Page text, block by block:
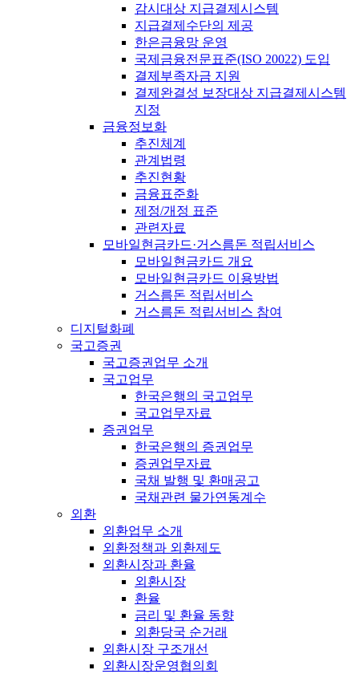
감시대상 지급결제시스템
지급결제수단의 제공
한은금융망 운영
국제금융전문표준(ISO 20022) 도입
결제부족자금 지원
결제완결성 보장대상 지급결제시스템
지정
금융정보화
추진체계
관계법령
추진현황
금융표준화
제정/개정 표준
관련자료
모바일현금카드·거스름돈 적립서비스
모바일현금카드 개요
모바일현금카드 이용방법
거스름돈 적립서비스
거스름돈 적립서비스 참여
디지털화폐
국고증권
국고증권업무 소개
국고업무
한국은행의 국고업무
국고업무자료
증권업무
한국은행의 증권업무
증권업무자료
국채 발행 및 환매공고
국채관련 물가연동계수
외환
외환업무 소개
외환정책과 외환제도
외환시장과 환율
외환시장
환율
금리 및 환율 동향
외환당국 순거래
외환시장 구조개선
외환시장운영협의회